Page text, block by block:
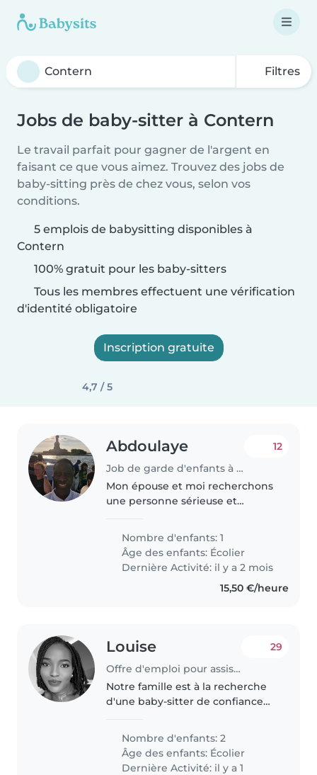
Filtres
Jobs de baby-sitter à Contern
Le travail parfait pour gagner de l'argent en
faisant ce que vous aimez. Trouvez des jobs de
baby-sitting près de chez vous, selon vos
conditions.
5 emplois de babysitting disponibles à
Contern
100% gratuit pour les baby-sitters
Tous les membres effectuent une vérification
d'identité obligatoire
Inscription gratuite
4,7 / 5
Abdoulaye
Job de garde d'enfants à Contern
12
Mon épouse et moi recherchons
une personne sérieuse et
notre fils de 8 ans les mardis et
jeudis. 📍 Il s’agit de le récupérer
à 16h30 à La Cloche d’Or et..
Nombre d'enfants: 1
Âge des enfants: Écolier
Dernière Activité: il y a 2 mois
15,50 €/heure
Louise
Offre d'emploi pour assistante maternelle à Contern
29
Notre famille est à la recherche
d'une baby-sitter de confiance
5ans. J’ai besoin d'une baby-
sitter qui est à l'aise avec les..
Nombre d'enfants: 2
Âge des enfants: Écolier
Dernière Activité: il y a 1